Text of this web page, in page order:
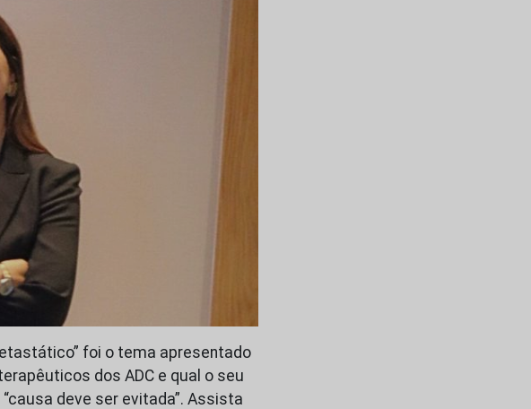
foi o tema apresentado
dos ADC e qual o seu
deve ser evitada”. Assista